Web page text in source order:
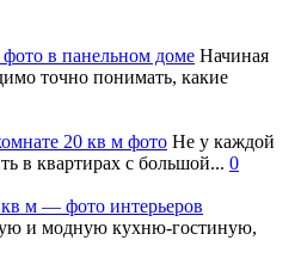
в панельном доме Начиная
точно понимать, какие
20 кв м фото Не у каждой
в квартирах с большой... 0
м — фото интерьеров
и модную кухню-гостиную,